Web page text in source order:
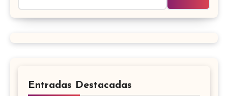
Entradas Destacadas